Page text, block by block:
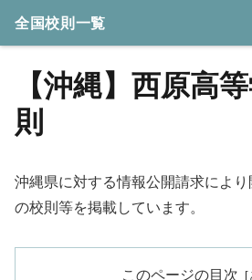
【沖縄】西原高
則
沖縄県に対する情報公開請求により
の校則等を掲載しています。
このページの目次
全国校則一覧